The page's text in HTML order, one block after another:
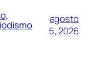
agosto
5, 2026